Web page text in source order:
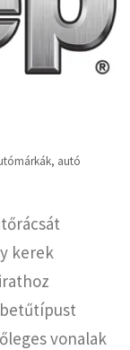
, autó
kerek
vonalak